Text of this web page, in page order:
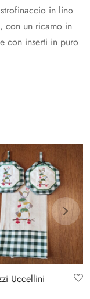
in lino
con un ricamo in
con inserti in puro
Uccellini